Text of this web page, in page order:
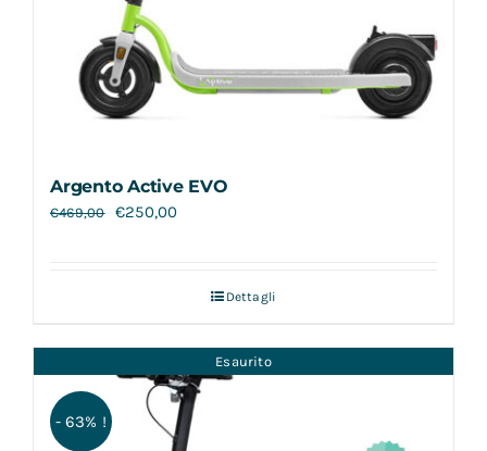
Argento Active EVO
€469,00 €250,00
Dettagli
Esaurito
- 63% !